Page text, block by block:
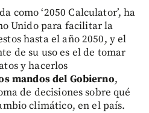
como ‘2050 Calculator’, ha
Unido para facilitar la
hasta el año 2050, y el
de su uso es el de tomar
y hacerlos
mandos del Gobierno,
de decisiones sobre qué
climático, en el país.